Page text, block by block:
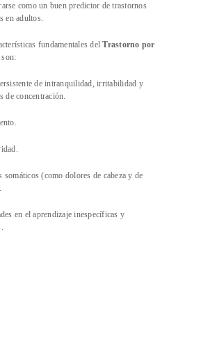
como un buen predictor de trastornos
en adultos.
fundamentales delTrastorno por
son:
de intranquilidad, irritabilidad y
de concentración.
somáticos (como dolores de cabeza y de
en el aprendizaje inespecíficas y